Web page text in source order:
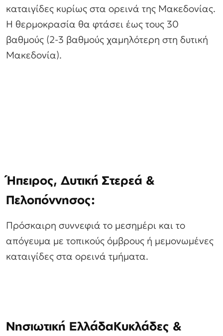
καταιγίδες κυρίως στα ορεινά της Μακεδονίας.
Η θερμοκρασία θα φτάσει έως τους 30
βαθμούς (2-3 βαθμούς χαμηλότερη στη δυτική
Μακεδονία).
Ήπειρος, Δυτική Στερεά &
Πελοπόννησος:
Πρόσκαιρη συννεφιά το μεσημέρι και το
απόγευμα με τοπικούς όμβρους ή μεμονωμένες
καταιγίδες στα ορεινά τμήματα.
Νησιωτική ΕλλάδαΚυκλάδες &